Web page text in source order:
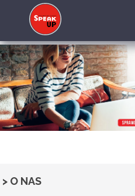
!important .fgggfb
> O NAS